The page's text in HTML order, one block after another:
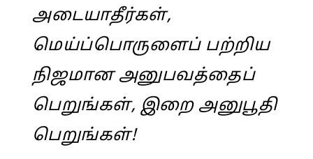
அடையாதீர்கள்,
மெய்ப்பொருளைப் பற்றிய
நிஜமான அனுபவத்தைப்
பெறுங்கள், இறை அனுபூதி
பெறுங்கள்!